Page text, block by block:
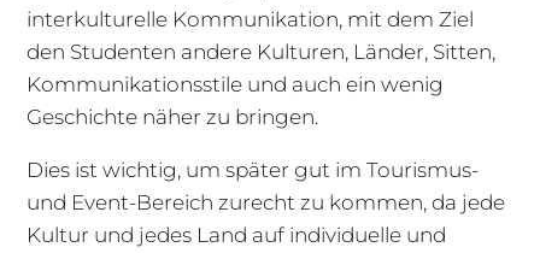
interkulturelle Kommunikation, mit dem Ziel
den Studenten andere Kulturen, Länder, Sitten,
Kommunikationsstile und auch ein wenig
Geschichte näher zu bringen.
Dies ist wichtig, um später gut im Tourismus-
und Event-Bereich zurecht zu kommen, da jede
Kultur und jedes Land auf individuelle und